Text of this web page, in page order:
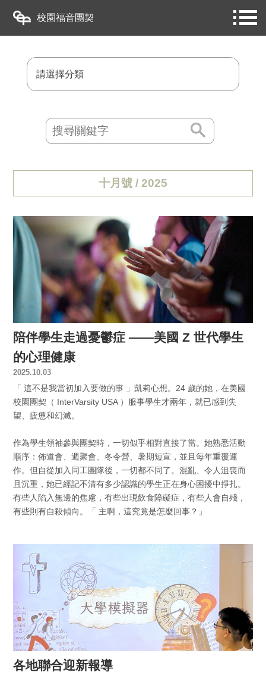
校園福音團契
請選擇分類
十月號 / 2025
陪伴學生走過憂鬱症 ——美國 Z 世代學生
的心理健康
2025.10.03
「 這不是我當初加入要做的事 」凱莉心想。24 歲的她，在美國
校園團契（ InterVarsity USA ）服事學生才兩年，就已感到失
望、疲憊和幻滅。
作為學生領袖參與團契時，一切似乎相對直接了當。她熟悉活動
順序：佈道會、週聚會、冬令營、暑期短宣，並且每年重覆運
作。但自從加入同工團隊後，一切都不同了。混亂、令人沮喪而
且沉重，她已經記不清有多少認識的學生正在身心困擾中掙扎。
有些人陷入無邊的焦慮，有些出現飲食障礙症，有些人會自殘，
有些則有自殺傾向。「 主啊，這究竟是怎麼回事？」
各地聯合迎新報導